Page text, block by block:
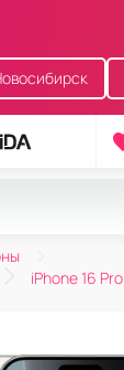
iPhone 16 Pro